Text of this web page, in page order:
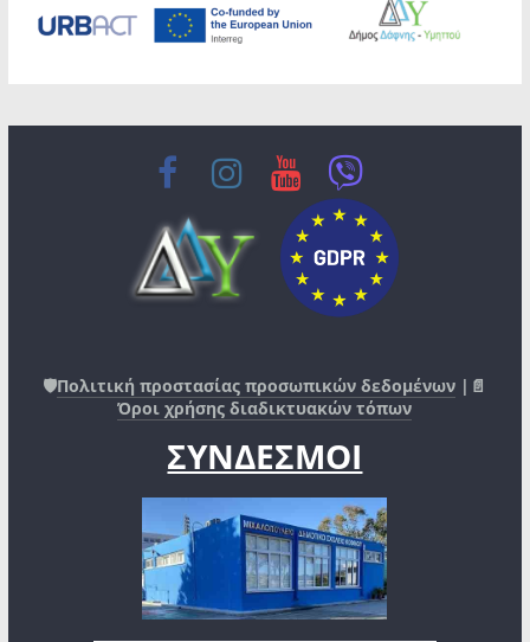
🛡️Πολιτική προστασίας προσωπικών δεδομένων |📄
Όροι χρήσης διαδικτυακών τόπων
ΣΥΝΔΕΣΜΟΙ